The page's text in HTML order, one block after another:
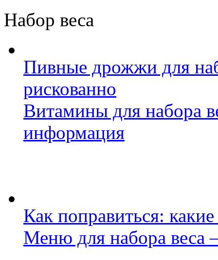
Набор веса
Пивные дрожжи для
рискованно
Витамины для набора
информация
Как поправиться:
Меню для набора веса